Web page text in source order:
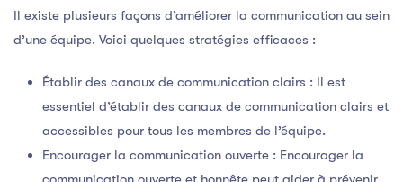
Il existe plusieurs façons d’améliorer la communication au sein
d’une équipe. Voici quelques stratégies efficaces :
Établir des canaux de communication clairs : Il est
essentiel d’établir des canaux de communication clairs et
accessibles pour tous les membres de l’équipe.
Encourager la communication ouverte : Encourager la